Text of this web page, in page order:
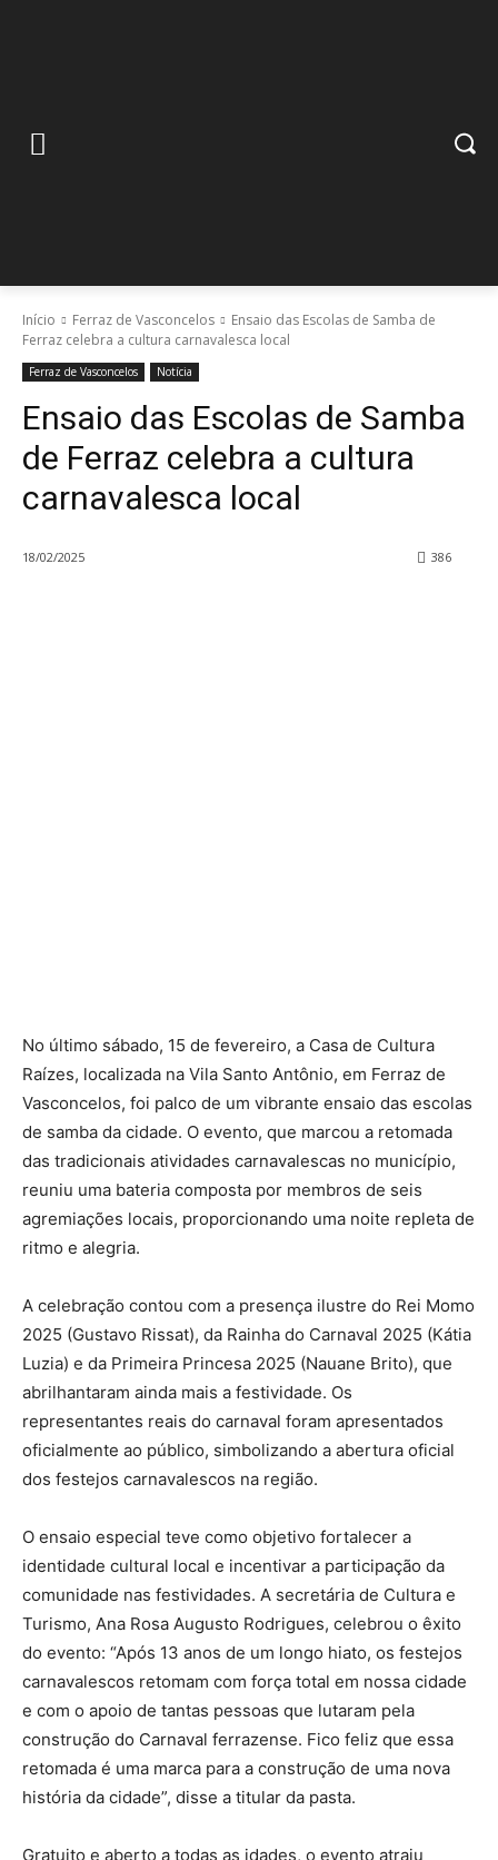
Início Ferraz de Vasconcelos
Ensaio das Escolas de Samba de
Ferraz celebra a cultura carnavalesca local
Ferraz de Vasconcelos Notícia
Ensaio das Escolas de Samba
de Ferraz celebra a cultura
carnavalesca local
18/02/2025 386
No último sábado, 15 de fevereiro, a Casa de Cultura
Raízes, localizada na Vila Santo Antônio, em Ferraz de
Vasconcelos, foi palco de um vibrante ensaio das escolas
de samba da cidade. O evento, que marcou a retomada
das tradicionais atividades carnavalescas no município,
reuniu uma bateria composta por membros de seis
agremiações locais, proporcionando uma noite repleta de
ritmo e alegria.
A celebração contou com a presença ilustre do Rei Momo
2025 (Gustavo Rissat), da Rainha do Carnaval 2025 (Kátia
Luzia) e da Primeira Princesa 2025 (Nauane Brito), que
abrilhantaram ainda mais a festividade. Os
representantes reais do carnaval foram apresentados
oficialmente ao público, simbolizando a abertura oficial
dos festejos carnavalescos na região.
O ensaio especial teve como objetivo fortalecer a
identidade cultural local e incentivar a participação da
comunidade nas festividades. A secretária de Cultura e
Turismo, Ana Rosa Augusto Rodrigues, celebrou o êxito
do evento: “Após 13 anos de um longo hiato, os festejos
carnavalescos retomam com força total em nossa cidade
e com o apoio de tantas pessoas que lutaram pela
construção do Carnaval ferrazense. Fico feliz que essa
retomada é uma marca para a construção de uma nova
história da cidade”, disse a titular da pasta.
Gratuito e aberto a todas as idades, o evento atraiu